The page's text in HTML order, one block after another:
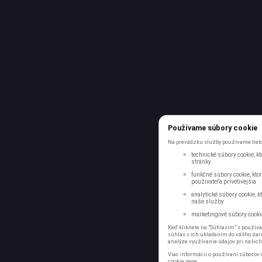
Používame súbory cookie
Na prevádzku služby používame
technické súbory cookie,
stránky
funkčné súbory cookie,
používateľa prívetivejšia
analytické súbory cookie,
naše služby
marketingové súbory
Keď kliknete na "Súhlasím" s
súhlas s ich ukladaním do vášho
analýze využívania údajov pri
Viac informácií o používaní súborov